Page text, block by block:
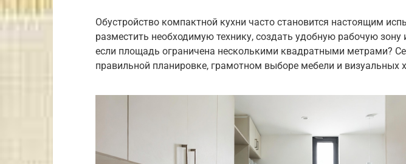
Обустройство компактной кухни часто становится настоящим
разместить необходимую технику, создать удобную рабочую зону
если площадь ограничена несколькими квадратными метрами?
правильной планировке, грамотном выборе мебели и визуальных